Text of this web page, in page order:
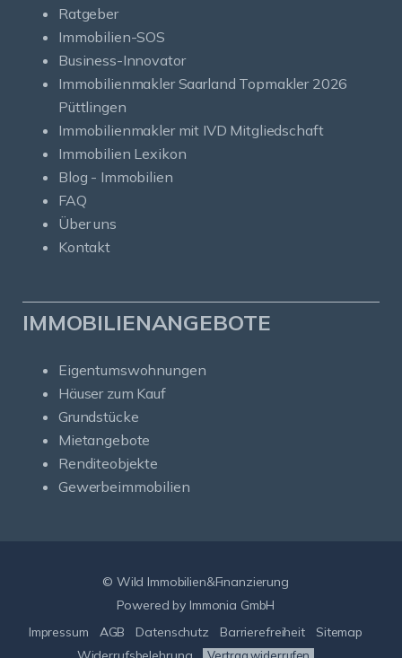
Ratgeber
Immobilien-SOS
Business-Innovator
Immobilienmakler Saarland Topmakler 2026
Püttlingen
Immobilienmakler mit IVD Mitgliedschaft
Immobilien Lexikon
Blog - Immobilien
FAQ
Über uns
Kontakt
IMMOBILIENANGEBOTE
Eigentumswohnungen
Häuser zum Kauf
Grundstücke
Mietangebote
Renditeobjekte
Gewerbeimmobilien
© Wild Immobilien&Finanzierung
Powered by Immonia GmbH
Impressum
AGB Datenschutz Barrierefreiheit
Sitemap
Vertrag widerrufen